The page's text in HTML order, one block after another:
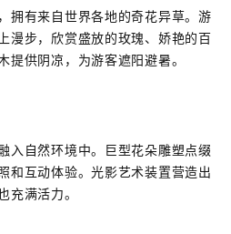
拥有来自世界各地的奇花异草。游
漫步，欣赏盛放的玫瑰、娇艳的百
提供阴凉，为游客遮阳避暑。
入自然环境中。巨型花朵雕塑点缀
和互动体验。光影艺术装置营造出
充满活力。